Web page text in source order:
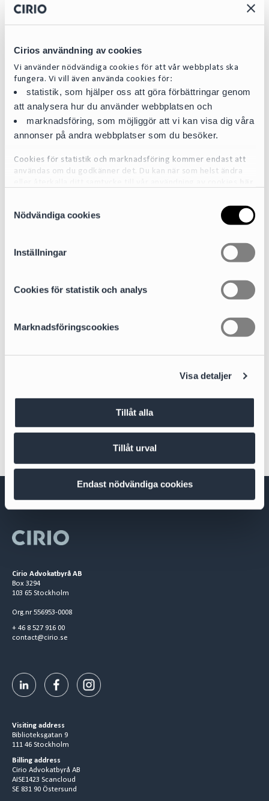
Cirios användning av cookies
Vi använder nödvändiga cookies för att vår webbplats ska
fungera. Vi vill även använda cookies för:
statistik, som hjälper oss att göra förbättringar genom
att analysera hur du använder webbplatsen och
marknadsföring, som möjliggör att vi kan visa dig våra
annonser på andra webbplatser som du besöker.
Cookies för statistik och marknadsföring kommer endast att
användas om du godkänner det. Du kan när som helst ändra
För mer detaljerad information om de cookies vi använder, se
vår Cookiepolicy, som finns tillgänglig
Nödvändiga cookies
Inställningar
Cookies för statistik och analys
Marknadsföringscookies
Visa detaljer
Tillåt alla
Tillåt urval
Endast nödvändiga cookies
Maria Arnoldsson
maria.arnoldsson@cirio.se
Life Sciences
Life Science, Healthcare & Food
Cirio Advokatbyrå AB
Box 3294
103 65 Stockholm
Org.nr 556953-0008
+ 46 8 527 916 00
contact@cirio.se
Visiting address
Biblioteksgatan 9
111 46 Stockholm
Billing address
Cirio Advokatbyrå AB
AISE1423 Scancloud
SE 831 90 Östersund